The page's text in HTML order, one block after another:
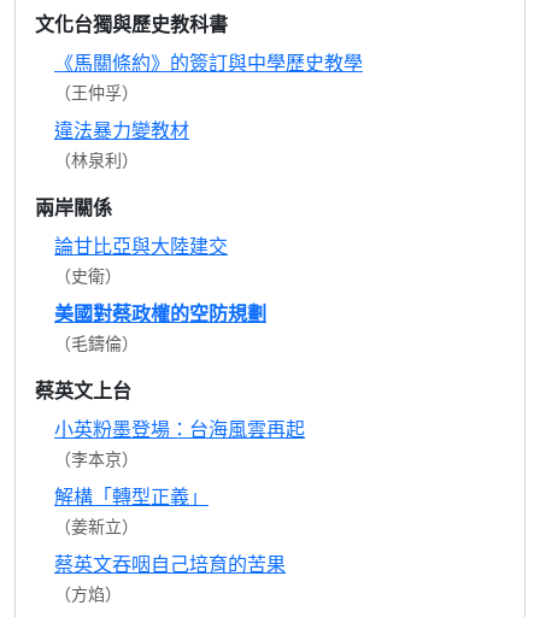
文化台獨與歷史教科書
《馬關條約》的簽訂與中學歷史教學
（王仲孚）
違法暴力變教材
（林泉利）
兩岸關係
論甘比亞與大陸建交
（史衛）
美國對蔡政權的空防規劃
（毛鑄倫）
蔡英文上台
小英粉墨登場：台海風雲再起
（李本京）
解構「轉型正義」
（姜新立）
蔡英文吞咽自己培育的苦果
（方焰）